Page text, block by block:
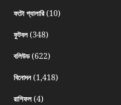
ফটো গ্যালারি(10)
ফুটবল(348)
বলিউড(622)
বিনোদন(1,418)
রাশিফল(4)